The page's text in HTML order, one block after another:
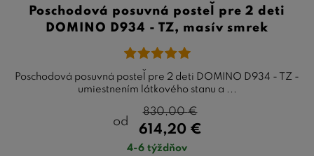
Poschodová posuvná posteľ pre 2 deti
DOMINO D934 - TZ, masív smrek
Poschodová posuvná posteľ pre 2 deti DOMINO D934 - TZ -
umiestnením látkového stanu a ...
od
614,20 €
830,00€
4-6 týždňov